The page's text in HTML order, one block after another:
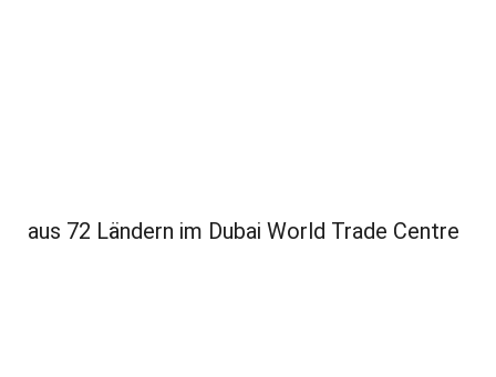
aus 72 Ländern im Dubai World Trade Centre